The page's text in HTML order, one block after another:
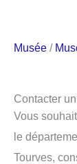
Musée /
Contacter
Vous
le
Tourves,